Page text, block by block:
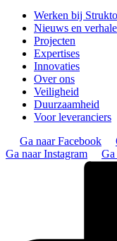
Werken bij
Nieuws en
Projecten
Expertises
Innovaties
Over ons
Veiligheid
Duurzaamheid
Voor leveranciers
Ga naar Facebook
Ga naar Instagram